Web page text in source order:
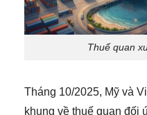
Thuế quan
Tháng 10/2025, Mỹ và
khung về thuế quan đối